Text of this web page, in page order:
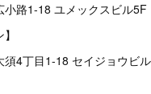
小路1-18 ユメックスビル
須4丁目1-18 セイジョウビ